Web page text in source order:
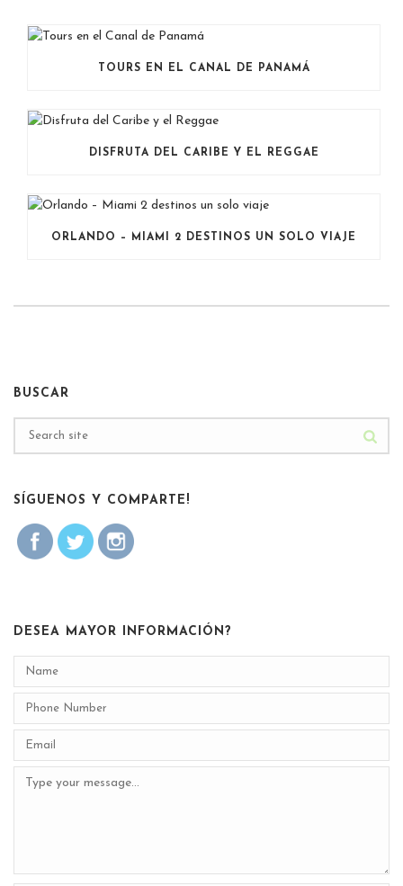
TOURS EN EL CANAL DE PANAMÁ
DISFRUTA DEL CARIBE Y EL REGGAE
ORLANDO – MIAMI 2 DESTINOS UN SOLO VIAJE
BUSCAR
SÍGUENOS Y COMPARTE!
DESEA MAYOR INFORMACIÓN?